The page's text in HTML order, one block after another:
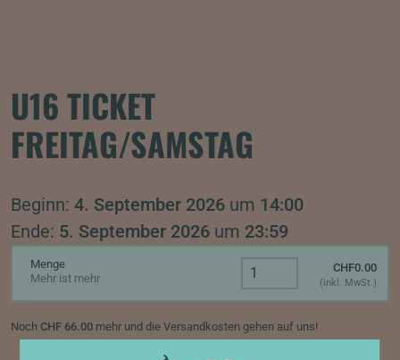
U16 TICKET
FREITAG/SAMSTAG
Beginn: 4. September 2026 um 14:00
Ende: 5. September 2026 um 23:59
Menge
Mehr ist mehr
CHF0.00
(inkl. MwSt.)
Noch CHF 66.00 mehr und die Versandkosten gehen auf uns!